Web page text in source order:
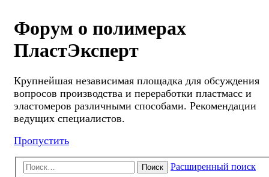
Форум о полимерах
ПластЭксперт
Крупнейшая независимая площадка для обсуждения
вопросов производства и переработки пластмасс и
эластомеров различными способами. Рекомендации
ведущих специалистов.
Пропустить
Поиск Расширенный поиск